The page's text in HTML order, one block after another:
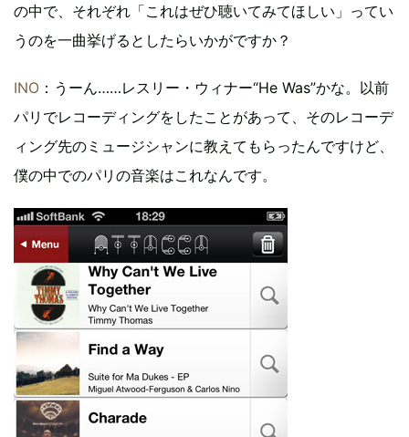
の中で、それぞれ「これはぜひ聴いてみてほしい」ってい
うのを一曲挙げるとしたらいかがですか？
INO ：うーん……レスリー・ウィナー“He Was”かな。以前
パリでレコーディングをしたことがあって、そのレコーデ
ィング先のミュージシャンに教えてもらったんですけど、
僕の中でのパリの音楽はこれなんです。